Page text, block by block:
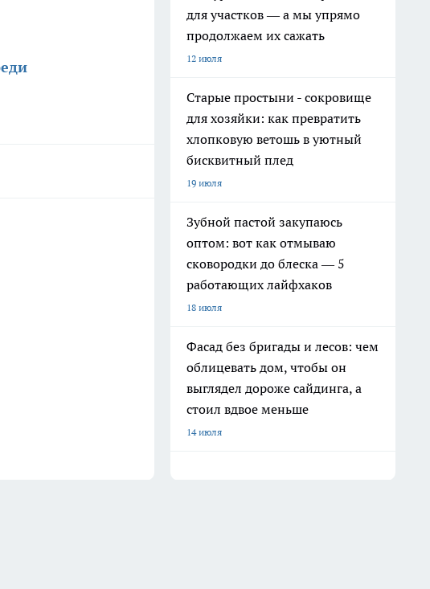
для участков — а мы упрямо
продолжаем их сажать
12 июля
Старые простыни - сокровище
для хозяйки: как превратить
хлопковую ветошь в уютный
бисквитный плед
19 июля
Зубной пастой закупаюсь
оптом: вот как отмываю
сковородки до блеска — 5
работающих лайфхаков
18 июля
Фасад без бригады и лесов: чем
облицевать дом, чтобы он
выглядел дороже сайдинга, а
стоил вдвое меньше
14 июля